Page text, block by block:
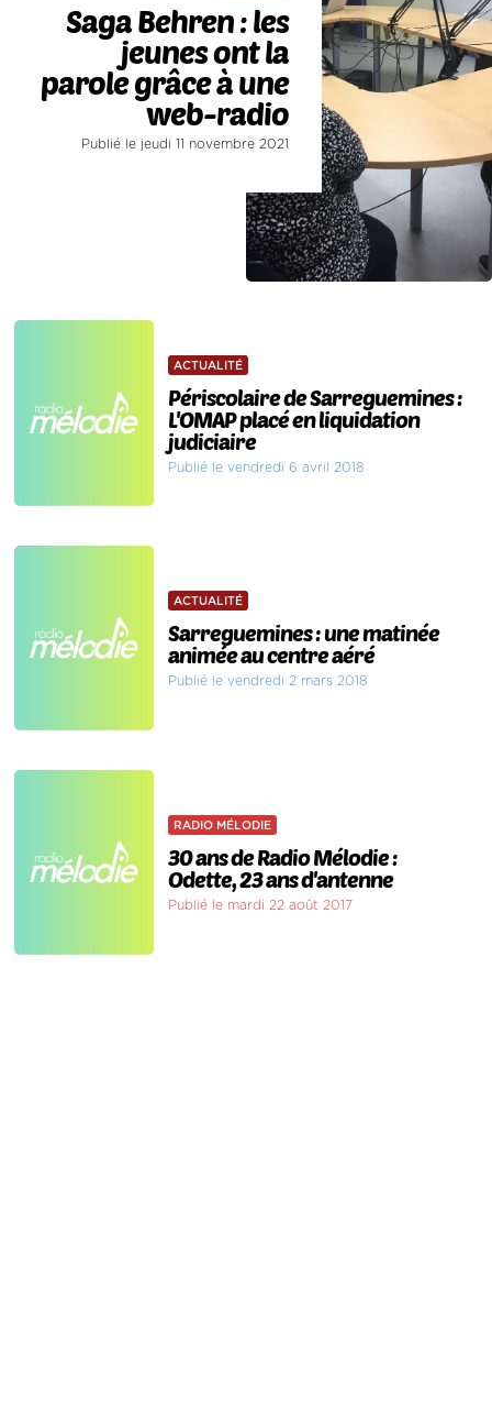
Saga Behren : les
jeunes ont la
parole grâce à une
web-radio
Publié le jeudi 11 novembre 2021
ACTUALITÉ
Périscolaire de Sarreguemines :
L'OMAP placé en liquidation
judiciaire
Publié le vendredi 6 avril 2018
ACTUALITÉ
Sarreguemines : une matinée
animée au centre aéré
Publié le vendredi 2 mars 2018
RADIO MÉLODIE
30 ans de Radio Mélodie :
Odette, 23 ans d'antenne
Publié le mardi 22 août 2017